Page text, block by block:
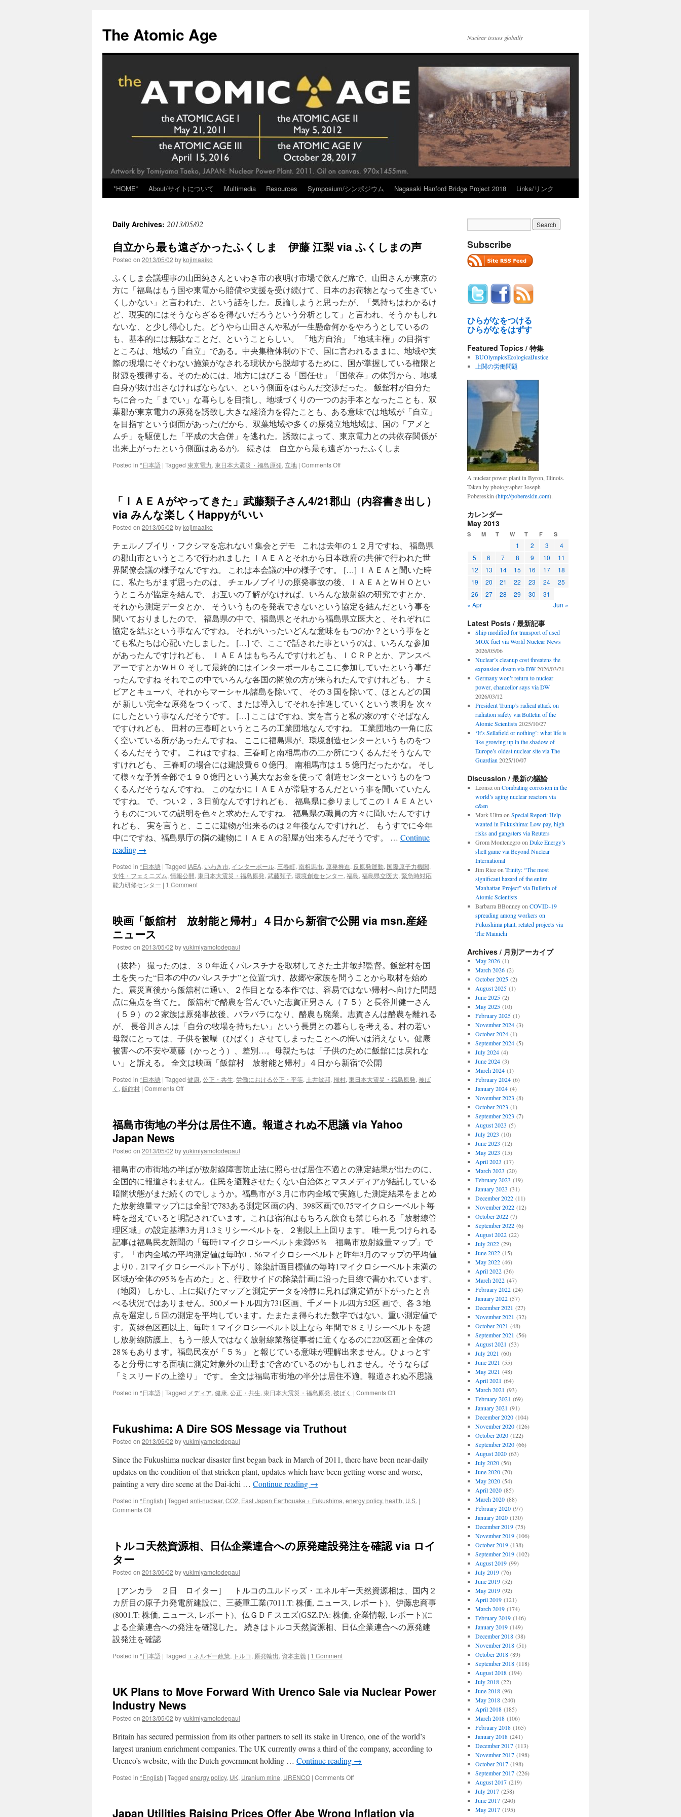
content
The Atomic Age Nuclear issues globally
*HOME* About/サイトについて Multimedia Resources Symposium/シンポジウム Nagasaki Hanford Bridge Project 2018 Links/リンク
Daily Archives: 2013/05/02
自立から最も遠ざかったふくしま 伊藤 江梨 via ふくしまの声
Posted on 2013/05/02 bykojimaaiko
ふくしま会議理事の山田純さんといわき市の夜明け市場で飲んだ席で、山田さんが東京の
方に「福島はもう国や東電から賠償や支援を受け続けて、日本のお荷物となって生きてい
くしかない」と言われた、という話をした。反論しようと思ったが、「気持ちはわかるけ
ど、現実的にはそうならざるを得ないだろうという分析として」と言われ、そうかもしれ
ないな、と少し得心した。どうやら山田さんや私が一生懸命何かをやろうとしているの
も、基本的には無駄なことだ、ということらしい。 「地方自治」「地域主権」の目指す
ところは、地域の「自立」である。中央集権体制の下で、国に言われるままに、地域や実
際の現場にそぐわない施策がなされる現状から脱却するために、国が掌握している権限と
財源を獲得する。そのためには、地方にはびこる「国任せ」「国依存」の体質から、地域
自身が抜け出さなければならない、という側面をはらんだ交渉だった。 飯舘村が自分た
ちに合った「までい」な暮らしを目指し、地域づくりの一つのお手本となったことも、双
葉郡が東京電力の原発を誘致し大きな経済力を得たことも、ある意味では地域が「自立」
を目指すという側面があった(だから、双葉地域や多くの原発立地地域は、国の「アメと
ムチ」を駆使した「平成の大合併」を逃れた。誘致によって、東京電力との共依存関係が
出来上がったという側面はあるが)。 続きは 自立から最も遠ざかったふくしま
Posted in *日本語 | Tagged 東京電力, 東日本大震災・福島原発, 立地 | Comments Offon
ら
か
っ
た
ふ
く
し
ま
伊
藤
江
梨
via
く
し
ま
の
声
「ＩＡＥＡがやってきた」武藤類子さん4/21郡山（内容書き出し）
via みんな楽しくHappyがいい
Posted on 2013/05/02 bykojimaaiko
チェルノブイリ・フクシマを忘れない! 集会とデモ これは去年の１２月ですね、 福島県
の郡山市というところで行われました ＩＡＥＡとそれから日本政府の共催で行われた世
界閣僚会議の様子なんですね。 これは本会議の中の様子です。 […] ＩＡＥＡと聞いた時
に、私たちがまず思ったのは、 チェルノブイリの原発事故の後、ＩＡＥＡとＷＨＯとい
うところが協定を結んで、 お互いの了解がなければ、いろんな放射線の研究ですとか、
それから測定データとか、 そういうものを発表できないという協定を結んだという事を
聞いておりましたので、 福島県の中で、福島県とそれから福島県立医大と、それぞれに
協定を結ぶという事なんですね。 それがいったいどんな意味をもつのか？という事をと
ても私たちは心配いたしました。 […] で、ここで話された事というのは、いろんな参加
があったんですけれども、 ＩＡＥＡはもちろんですけれども、ＩＣＲＰとか、アンスペ
アーですとかＷＨＯ そして最終的にはインターポールもここに参加していたという事だ
ったんですね それでこの中でいろんな各国の閣僚の方が来られたんですけれども、 ナミ
ビアとキューバ、それからマーシャル諸島を除いて、 その３国を除いて、ほとんどの国
が 新しい完全な原発をつくって、または導入してそれを推進していくという表明を 次々
にしたという事なんだそうです。 […] ここはですね、実を言うと私の家のすぐそばなん
ですけれども、 田村の三春町というところの工業団地なんですね。 工業団地の一角に広
く空いている所があったんですね。 ここに福島県が、環境創造センターというものをつ
くるんだそうです。 これはですね、三春町と南相馬市の二か所につくるんだそうなんで
すけれども、 三春町の場合には建設費６０億円。 南相馬市は１５億円だったかな。 そし
て様々な予算全部で１９０億円という莫大なお金を使って 創造センターというものをつ
くるんだそうなんですね。 このなかにＩＡＥＡが常駐するんだという事を聞いていたん
ですね。 で、つい２，３日前なんですけれども、 福島県に参りましてこのＩＡＥＡとい
うものについての説明を色々と求めたんですね。 福島県の職員の方々に聞いたんですけ
れども、 実を言うと、ここに建物が出来るのは２年後なんですけれど、 もうすでに今年
中にですね、福島県庁の隣の建物にＩＡＥＡの部屋が出来るんだそうです。 … Continue
reading →
Posted in *日本語 | Tagged IAEA, いわき市, インターポール, 三春町, 南相馬市, 原発推進, 反原発運動, 国際原子力機関,
女性・フェミニズム, 情報公開, 東日本大震災・福島原発, 武藤類子, 環境創造センター, 福島, 福島県立医大, 緊急時対応
能力研修センター | 1 Comment
映画「飯舘村 放射能と帰村」４日から新宿で公開 via msn.産経
ニュース
Posted on 2013/05/02 byyukimiyamotodepaul
（抜粋） 撮ったのは、３０年近くパレスチナを取材してきた土井敏邦監督。飯舘村を国
土を失った“日本の中のパレスチナ”と位置づけ、故郷や家族を問うことから取材を始め
た。震災直後から飯舘村に通い、２作目となる本作では、容易ではない帰村へ向けた問題
点に焦点を当てた。 飯舘村で酪農を営んでいた志賀正男さん（７５）と長谷川健一さん
（５９）の２家族は原発事故後、バラバラになり、酪農も廃業。志賀さんは酪農を離れる
が、 長谷川さんは「自分の牧場を持ちたい」という長男との暮らしを考える。村の若い
母親にとっては、子供を被曝（ひばく）させてしまったことへの悔いは消えな い。健康
被害への不安や葛藤（かっとう）、差別…。母親たちは「子供のために飯舘には戻れな
い」と訴える。 全文は映画「飯舘村 放射能と帰村」４日から新宿で公開
Posted in *日本語 | Tagged 健康, 公正・共生, 労働における公正・平等, 土井敏邦, 帰村, 東日本大震災・福島原発, 被ば
く , 飯館村 | Comments Offon
舘
射
と
帰
村」
４
日
か
ら
新
宿
で
開
via
msn.
産
経
ニ
ュ
ー
ス
福島市街地の半分は居住不適。報道されぬ不思議 via Yahoo
Japan News
Posted on 2013/05/02 byyukimiyamotodepaul
福島市の市街地の半ばが放射線障害防止法に照らせば居住不適との測定結果が出たのに、
全国的に報道されません。住民を避難させたくない自治体とマスメディアが結託している
暗闇状態がまだ続くのでしょうか。福島市が３月に市内全域で実施した測定結果をまとめ
た放射線量マップには全部で783ある測定区画の内、398区画で0.75マイクロシーベルト毎
時を超えていると明記されています。これは宿泊はもちろん飲食も禁じられる「放射線管
理区域」の設定基準3カ月1.3ミリシーベルトを、２割以上上回ります。 唯一見つけられる
記事は福島民友新聞の「毎時1マイクロシーベルト未満95％ 福島市放射線量マップ」で
す。「市内全域の平均測定値は毎時0．56マイクロシーベルトと昨年3月のマップの平均値
より0．21マイクロシーベルト下がり、除染計画目標値の毎時1マイクロシーベルト未満の
区域が全体の95％を占めた」と、行政サイドの除染計画に沿った目線で書かれています。
（地図） しかし、上に掲げたマップと測定データを冷静に見れば測定値が下がったと喜
べる状況ではありません。500メートル四方731区画、千メートル四方52区 画で、各３地
点を選定し５回の測定を平均しています。たまたま得られた数字ではない、重い測定値で
す。黄緑色区画以上、毎時１マイクロシーベルト以上なら 年間で８ミリシーベルトを超
し放射線防護上、もう一般人ではなく放射線業務従事者に近くなるのに220区画と全体の
28％もあります。福島民友が「５％」 と報じている意味が理解出来ません。ひょっとす
ると分母にする面積に測定対象外の山野まで含めているのかもしれません。そうならば
「ミスリードの上塗り」 です。 全文は福島市街地の半分は居住不適。報道されぬ不思議
Posted in *日本語 | Tagged メディア, 健康, 公正・共生, 東日本大震災・福島原発, 被ばく | Comments Offon
分
は
不
れ
via
Yahoo
Japan
News
Fukushima: A Dire SOS Message via Truthout
Posted on 2013/05/02 byyukimiyamotodepaul
Since the Fukushima nuclear disaster first began back in March of 2011, there have been near-daily
updates on the condition of that stricken plant, updates which have been getting worse and worse,
painting a very dire scene at the Dai-ichi … Continue reading →
Posted in *English | Tagged anti-nuclear, CO2, East Japan Earthquake + Fukushima, energy policy, health, U.S. |
Comments Offon
SOS
Message
Truthout
トルコ天然資源相、日仏企業連合への原発建設発注を確認 via ロイ
ター
Posted on 2013/05/02 byyukimiyamotodepaul
［アンカラ ２日 ロイター］ トルコのユルドゥズ・エネルギー天然資源相は、国内２
カ所目の原子力発電所建設に、三菱重工業(7011.T: 株価, ニュース, レポート)、伊藤忠商事
(8001.T: 株価, ニュース, レポート)、仏ＧＤＦスエズ(GSZ.PA: 株価, 企業情報, レポート)に
よる企業連合への発注を確認した。 続きはトルコ天然資源相、日仏企業連合への原発建
設発注を確認
Posted in *日本語 | Tagged エネルギー政策, トルコ, 原発輸出, 資本主義 | 1 Comment
UK Plans to Move Forward With Urenco Sale via Nuclear Power
Industry News
Posted on 2013/05/02 byyukimiyamotodepaul
Britain has secured permission from its other partners to sell its stake in Urenco, one of the world’s
largest uranium enrichment companies. The UK currently owns a third of the company, according to
Urenco’s website, with the Dutch government holding … Continue reading →
Posted in *English | Tagged energy policy, UK, Uranium mine, URENCO | Comments Offon
Move
Japan Utilities Raising Prices Offer Abe Wrong Inflation via
Subscribe
ひらがなをつける
ひらがなをはずす
Featured Topics / 特集
BUOlympicsEcologicalJustice
上関の労働問題
A nuclear power plant in Byron, Illinois.
Taken by photographer Joseph
Pobereskin (http://pobereskin.com).
カレンダー
May 2013
S M T W T F S
1 2 3
4
5
6 7 8 9 10
11
12
13 14 15 16 17
18
19
20 21 22 23 24
25
26
27 28 29 30
31
« Apr
Jun »
Latest Posts / 最新記事
Ship modified for transport of used
MOX fuel via World Nuclear News
2026/05/06
Nuclear’s cleanup cost threatens the
expansion dream via DW 2026/03/21
Germany won’t return to nuclear
power, chancellor says via DW
2026/03/12
President Trump’s radical attack on
radiation safety via Bulletin of the
Atomic Scientists 2025/10/27
‘It’s Sellafield or nothing’: what life is
like growing up in the shadow of
Europe’s oldest nuclear site via The
Guardian 2025/10/07
Discussion / 最新の議論
Leonszon Combating corrosion in the
world’s aging nuclear reactors via
c&en
Mark Ultraon Special Report: Help
wanted in Fukushima: Low pay, high
risks and gangsters via Reuters
Grom Montenegroon Duke Energy’s
shell game via Beyond Nuclear
International
Jim Riceon Trinity: “The most
significant hazard of the entire
Manhattan Project” via Bulletin of
Atomic Scientists
Barbarra BBonneyon COVID-19
spreading among workers on
Fukushima plant, related projects via
The Mainichi
Archives / 月別アーカイブ
May 2026(1)
March 2026(2)
October 2025(2)
August 2025(1)
June 2025(2)
May 2025(10)
February 2025(1)
November 2024(3)
October 2024(1)
September 2024(5)
July 2024(4)
June 2024(3)
March 2024(1)
February 2024(6)
January 2024(4)
November 2023 (8)
October 2023 (1)
September 2023 (7)
August 2023 (5)
July 2023 (10)
June 2023 (12)
May 2023 (15)
April 2023 (17)
March 2023 (20)
February 2023 (19)
January 2023 (31)
December 2022(11)
November 2022(12)
October 2022(7)
September 2022(6)
August 2022(22)
July 2022(29)
June 2022(15)
May 2022(46)
April 2022(36)
March 2022(47)
February 2022(24)
January 2022(57)
December 2021 (27)
November 2021 (32)
October 2021 (48)
September 2021 (56)
August 2021 (53)
July 2021 (60)
June 2021 (55)
May 2021 (48)
April 2021 (64)
March 2021 (93)
February 2021 (69)
January 2021 (91)
December 2020(104)
November 2020(126)
October 2020(122)
September 2020(66)
August 2020(63)
July 2020(56)
June 2020(70)
May 2020(54)
April 2020(85)
March 2020(88)
February 2020(97)
January 2020(130)
December 2019(75)
November 2019(106)
October 2019(138)
September 2019(102)
August 2019(99)
July 2019(76)
June 2019(52)
May 2019(92)
April 2019(121)
March 2019(174)
February 2019(146)
January 2019(149)
December 2018(38)
November 2018(51)
October 2018(89)
September 2018(118)
August 2018(194)
July 2018(22)
June 2018(96)
May 2018(240)
April 2018(185)
March 2018(106)
February 2018(165)
January 2018(241)
December 2017(113)
November 2017(198)
October 2017(198)
September 2017(226)
August 2017(219)
July 2017(258)
June 2017(240)
May 2017(195)